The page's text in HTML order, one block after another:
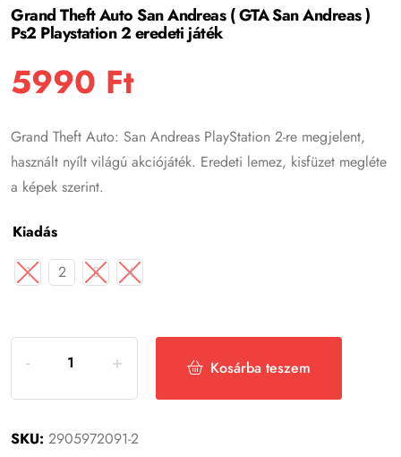
Grand Theft Auto San Andreas ( GTA San Andreas )
Ps2 Playstation 2 eredeti játék
5990 Ft
Grand Theft Auto: San Andreas PlayStation 2-re megjelent,
használt nyílt világú akciójáték. Eredeti lemez, kisfüzet megléte
a képek szerint.
Kiadás
1
2 3 4
Kosárba teszem
SKU:2905972091-2